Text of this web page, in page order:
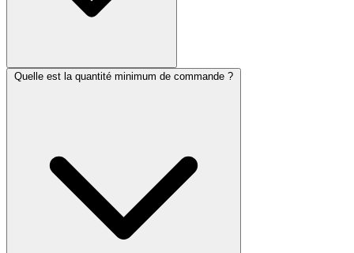
Quelle est la quantité minimum de commande ?